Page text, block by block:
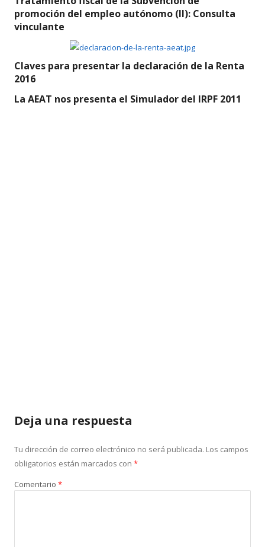
promoción del empleo autónomo (II): Consulta
vinculante
Claves para presentar la declaración de la Renta
2016
La AEAT nos presenta el Simulador del IRPF 2011
Deja una respuesta
Tu dirección de correo electrónico no será publicada. Los campos
obligatorios están marcados con *
Comentario *